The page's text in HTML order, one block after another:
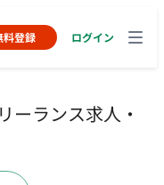
料登録 ログイン
ーランス求人・